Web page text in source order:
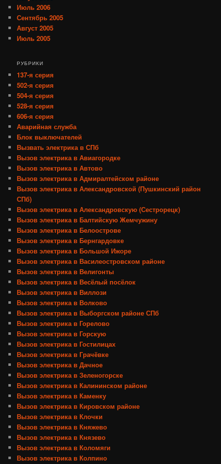
Июль 2006
Сентябрь 2005
Август 2005
Июль 2005
РУБРИКИ
137-я серия
502-я серия
504-я серия
528-я серия
606-я серия
Аварийная служба
Блок выключателей
Вызвать электрика в СПб
Вызов электрика в Авиагородке
Вызов электрика в Автово
Вызов электрика в Адмиралтейском районе
Вызов электрика в Александровской (Пушкинский район
СПб)
Вызов электрика в Александровскую (Сестрорецк)
Вызов электрика в Балтийскую Жемчужину
Вызов электрика в Белоострове
Вызов электрика в Бернгардовке
Вызов электрика в Большой Ижоре
Вызов электрика в Василеостровском районе
Вызов электрика в Велигонты
Вызов электрика в Весёлый посёлок
Вызов электрика в Виллози
Вызов электрика в Волково
Вызов электрика в Выборгском районе СПб
Вызов электрика в Горелово
Вызов электрика в Горскую
Вызов электрика в Гостилицах
Вызов электрика в Грачёвке
Вызов электрика в Дачное
Вызов электрика в Зеленогорске
Вызов электрика в Калининском районе
Вызов электрика в Каменку
Вызов электрика в Кировском районе
Вызов электрика в Клочки
Вызов электрика в Княжево
Вызов электрика в Князево
Вызов электрика в Коломяги
Вызов электрика в Колпино